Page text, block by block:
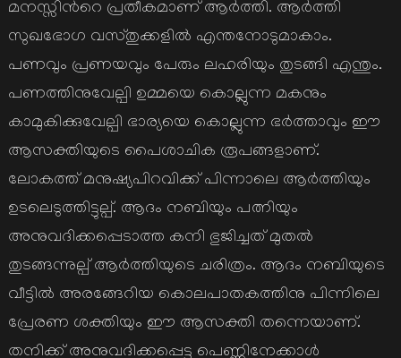
മനസ്സിന്‍റെ പ്രതീകമാണ് ആര്‍ത്തി. ആര്‍ത്തി
സുഖഭോഗ വസ്തുക്കളില്‍ എന്തനോടുമാകാം.
പണവും പ്രണയവും പേരും ലഹരിയും തുടങ്ങി എന്തും.
പണത്തിനുവേല്പി ഉമ്മയെ കൊല്ലുന്ന മകനും
കാമുകിക്കുവേല്പി ഭാര്യയെ കൊല്ലുന്ന ഭര്‍ത്താവും ഈ
ആസക്തിയുടെ പൈശാചിക രൂപങ്ങളാണ്.
ലോകത്ത് മനുഷ്യപിറവിക്ക് പിന്നാലെ ആര്‍ത്തിയും
ഉടലെടുത്തിട്ടുല്പ്. ആദം നബിയും പത്നിയും
അനുവദിക്കപ്പെടാത്ത കനി ഭുജിച്ചത് മുതല്‍
തുടങ്ങന്നുല്പ് ആര്‍ത്തിയുടെ ചരിത്രം. ആദം നബിയുടെ
വീട്ടില്‍ അരങ്ങേറിയ കൊലപാതകത്തിനു പിന്നിലെ
പ്രേരണ ശക്തിയും ഈ ആസക്തി തന്നെയാണ്.
തനിക്ക് അനുവദിക്കപ്പെട്ട പെണ്ണിനേക്കാള്‍